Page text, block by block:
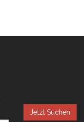
Jetzt Suchen